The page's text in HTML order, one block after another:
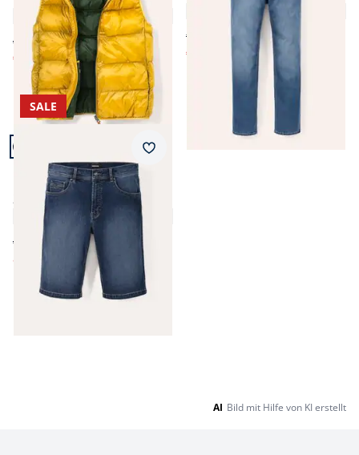
4,8 (12)
ab € 119,00
€ 49,99 (-58%)
4,5 (174)
€ 109,00
€ 44,99 (-59%)
Artikel 11 von 11.
Passform Regular Fit.
SALE
Regular Fit
Ultralight Bermudas Jeans
2.0
4,8 (101)
ab € 69,99
ab € 39,99 (-43%)
Merkzettel
AI Bild mit Hilfe von KI erstellt